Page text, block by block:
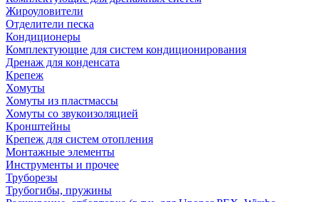
Жироуловители
Отделители песка
Кондиционеры
Комплектующие для систем кондиционирования
Дренаж для конденсата
Крепеж
Хомуты
Хомуты из пластмассы
Хомуты со звукоизоляцией
Кронштейны
Крепеж для систем отопления
Монтажные элементы
Инструменты и прочее
Труборезы
Трубогибы, пружины